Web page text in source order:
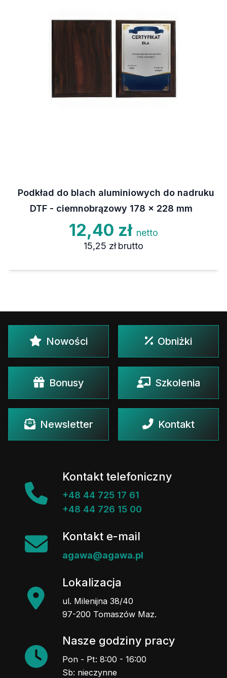
Podkład do blach aluminiowych do nadruku
DTF - ciemnobrązowy 178 x 228 mm
12,40 zł netto
15,25 zł brutto
Nowości Obniżki
Bonusy Szkolenia
Newsletter Kontakt
Kontakt telefoniczny
+48 44 725 17 61
+48 44 726 15 00
Kontakt e-mail
agawa@agawa.pl
Lokalizacja
ul. Milenijna 38/40
97-200 Tomaszów Maz.
Nasze godziny pracy
Pon - Pt: 8:00 - 16:00
Sb: nieczynne